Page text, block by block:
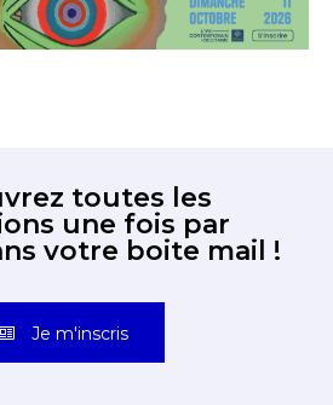
toutes les
une fois par
votre boite mail !
Je m'inscris